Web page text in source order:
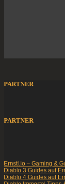
PARTNER
PARTNER
Ernstl.io – Gaming &
Diablo 3 Guides auf
Diablo 4 Guides auf